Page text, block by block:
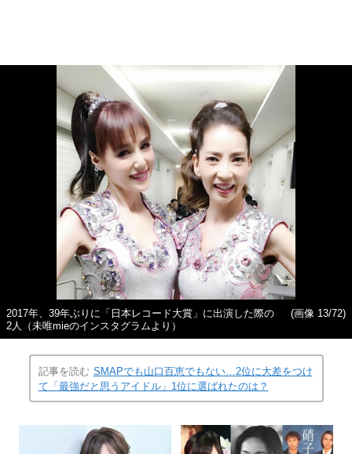
2017年、39年ぶりに「日本レコード大賞」に出演した際の
2人（未唯mieのインスタグラムより）
(画像 13/72)
記事を読む SMAPでも山口百恵でもない…2位に大差をつけ
て「最強だと思うアイドル」1位に選ばれたのは？